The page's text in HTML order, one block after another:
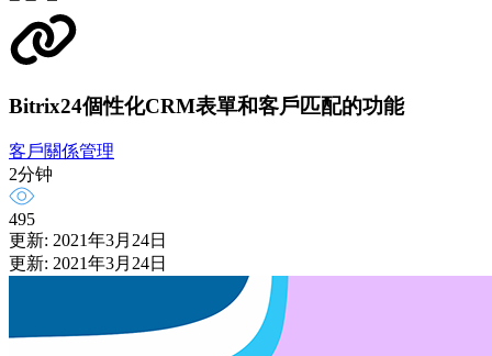
Bitrix24個性化CRM表單和客戶匹配的功能
客戶關係管理
2分钟
495
更新: 2021年3月24日
更新: 2021年3月24日